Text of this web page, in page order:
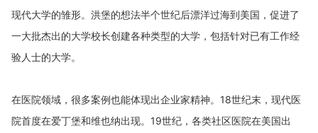
现代大学的雏形。洪堡的想法半个世纪后漂洋过海到美国，促进了
一大批杰出的大学校长创建各种类型的大学，包括针对已有工作经
验人士的大学。
在医院领域，很多案例也能体现出企业家精神。 18世纪末，现代医
院首度在爱丁堡和维也纳出现。 19世纪，各类社区医院在美国出